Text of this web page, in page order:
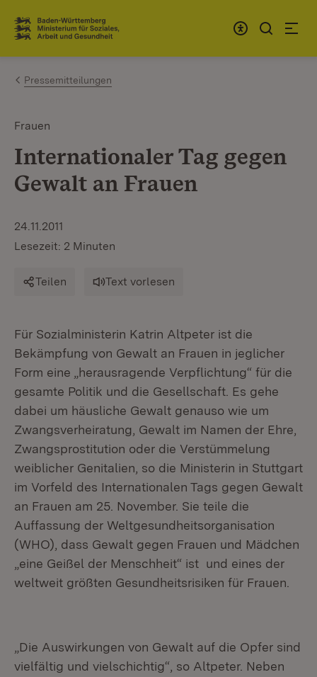
Zum Inhalt springen
Link zur Startseite
Pressemitteilungen
Frauen
Internationaler Tag gegen
Gewalt an Frauen
24.11.2011
Lesezeit: 2 Minuten
Teilen Text vorlesen
Für Sozialministerin Katrin Altpeter ist die
Bekämpfung von Gewalt an Frauen in jeglicher
Form eine „herausragende Verpflichtung“ für die
gesamte Politik und die Gesellschaft. Es gehe
dabei um häusliche Gewalt genauso wie um
Zwangsverheiratung, Gewalt im Namen der Ehre,
Zwangsprostitution oder die Verstümmelung
weiblicher Genitalien, so die Ministerin in Stuttgart
im Vorfeld des Internationalen Tags gegen Gewalt
an Frauen am 25. November. Sie teile die
Auffassung der Weltgesundheitsorganisation
(WHO), dass Gewalt gegen Frauen und Mädchen
„eine Geißel der Menschheit“ ist und eines der
weltweit größten Gesundheitsrisiken für Frauen.
„Die Auswirkungen von Gewalt auf die Opfer sind
vielfältig und vielschichtig“, so Altpeter. Neben